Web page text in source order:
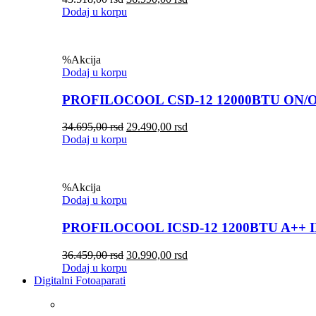
Dodaj u korpu
%Akcija
Dodaj u korpu
PROFILOCOOL CSD-12 12000BTU ON/
34.695,00rsd 29.490,00 rsd
Dodaj u korpu
%Akcija
Dodaj u korpu
PROFILOCOOL ICSD-12 1200BTU
36.459,00rsd 30.990,00 rsd
Dodaj u korpu
Digitalni Fotoaparati